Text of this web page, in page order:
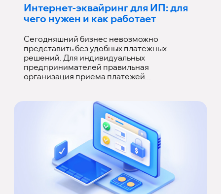
Интернет-эквайринг для ИП: для
чего нужен и как работает
Сегодняшний бизнес невозможно
представить без удобных платежных
решений. Для индивидуальных
предпринимателей правильная
организация приема платежей...